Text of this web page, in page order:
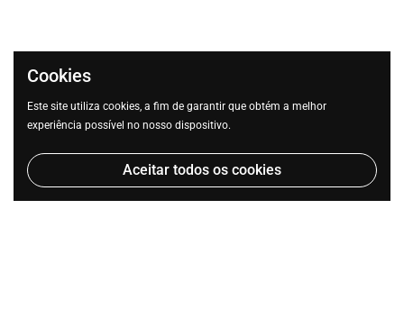
Cookies
Este site utiliza cookies, a fim de garantir que obtém a melhor
experiência possível no nosso dispositivo.
Aceitar todos os cookies